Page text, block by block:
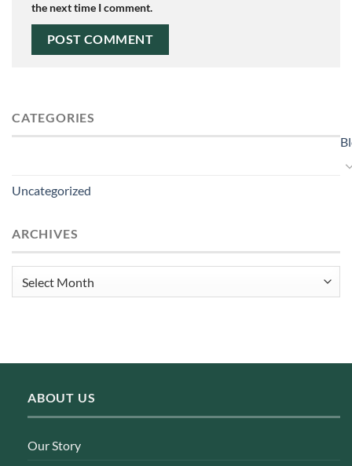
the next time I comment.
CATEGORIES
Uncategorized
ARCHIVES
Archives
ABOUT US
Our Story